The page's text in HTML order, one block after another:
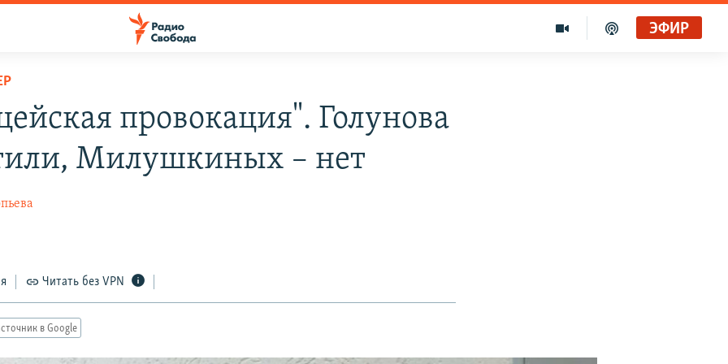
ЭФИР
провокация". Голунова
Милушкиных – нет
Читать без VPN
в Google